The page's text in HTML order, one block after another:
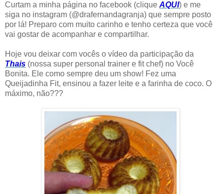
Curtam a minha página no facebook (clique AQUI) e me
siga no instagram (@drafernandagranja) que sempre posto
por lá! Preparo com muito carinho e tenho certeza que você
vai gostar de acompanhar e compartilhar.
Hoje vou deixar com vocês o vídeo da participação da
Thais (nossa super personal trainer e fit chef) no Você
Bonita. Ele como sempre deu um show! Fez uma
Queijadinha Fit, ensinou a fazer leite e a farinha de coco. O
máximo, não???